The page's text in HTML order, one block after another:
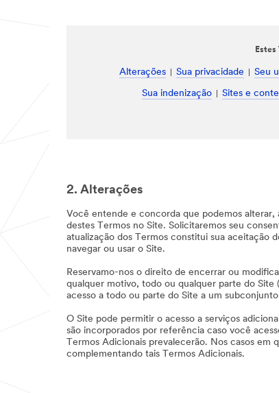
Estes
Alterações Sua privacidade Seu
Sua indenização Sites e
2. Alterações
Você entende e concorda que podemos alterar,
destes Termos no Site. Solicitaremos seu
atualização dos Termos constitui sua aceitação
navegar ou usar o Site.
Reservamo-nos o direito de encerrar ou
qualquer motivo, todo ou qualquer parte do
acesso a todo ou parte do Site a um
O Site pode permitir o acesso a serviços
são incorporados por referência caso você
Termos Adicionais prevalecerão. Nos casos em
complementando tais Termos Adicionais.